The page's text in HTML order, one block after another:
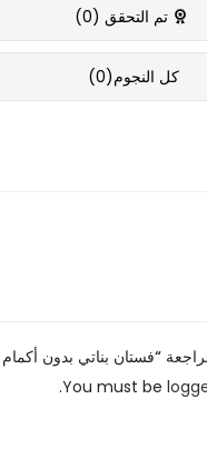
تم التحقق (0
)
كل النجوم(0
)
“فستان بناتي بدون
You must be